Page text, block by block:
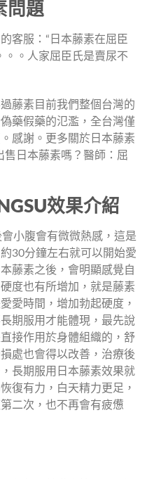
問題
客服：“日本藤素在屈臣
。。人家屈臣氏是賣尿不
藤素目前我們整個台灣的
藥假藥的氾濫，全台灣僅
感謝。更多關於日本藤素
售日本藤素嗎？醫師：屈
效果介紹
小腹會有微微熱感，這是
30分鐘左右就可以開始愛
藤素之後，會明顯感覺自
度也有所增加，就是藤素
愛時間，增加勃起硬度，
期服用才能體現，最先說
接作用於身體組織的，舒
處也會得以改善，治療後
長期服用日本藤素效果就
復有力，白天精力更足，
二次，也不再會有疲憊